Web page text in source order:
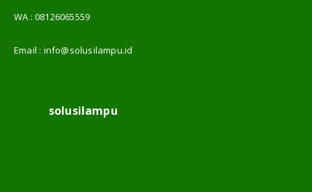
WA :08126065559
Email : info@solusilampu.id
solusilampu